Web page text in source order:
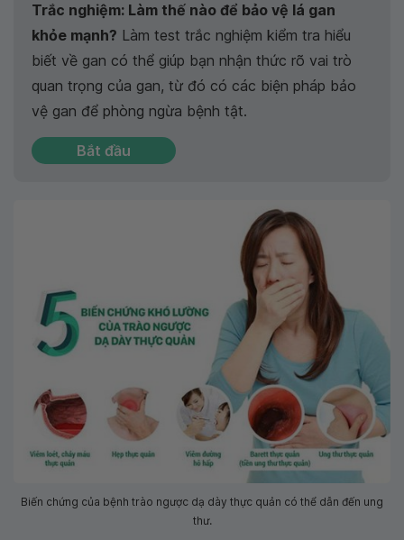
Trắc nghiệm: Làm thế nào để bảo vệ lá gan
khỏe mạnh? Làm test trắc nghiệm kiểm tra hiểu
biết về gan có thể giúp bạn nhận thức rõ vai trò
quan trọng của gan, từ đó có các biện pháp bảo
vệ gan để phòng ngừa bệnh tật.
Bắt đầu
Biến chứng của bệnh trào ngược dạ dày thực quản có thể dẫn đến ung
thư.